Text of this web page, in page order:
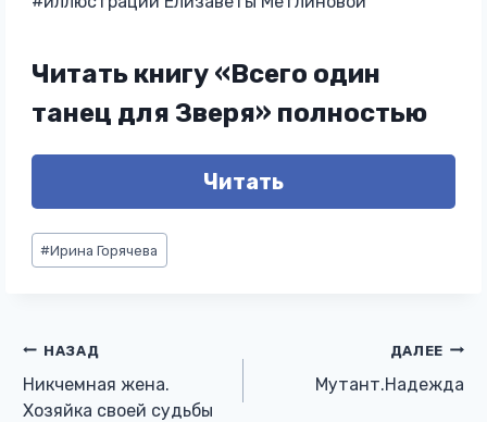
Читать книгу «Всего один
танец для Зверя» полностью
Читать
Метки
записи:
#Ирина Горячева
Навигация
по
НАЗАД
Никчемная жена.
Хозяйка своей судьбы
ДАЛЕЕ
Мутант.Надежда